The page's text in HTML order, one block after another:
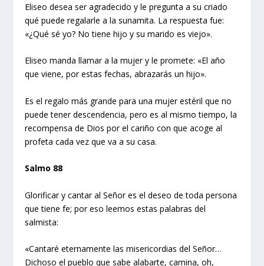
Eliseo desea ser agradecido y le pregunta a su criado
qué puede regalarle a la sunamita. La respuesta fue:
«¿Qué sé yo? No tiene hijo y su marido es viejo».
Eliseo manda llamar a la mujer y le promete: «El año
que viene, por estas fechas, abrazarás un hijo».
Es el regalo más grande para una mujer estéril que no
puede tener descendencia, pero es al mismo tiempo, la
recompensa de Dios por el cariño con que acoge al
profeta cada vez que va a su casa.
Salmo 88
Glorificar y cantar al Señor es el deseo de toda persona
que tiene fe; por eso leemos estas palabras del
salmista:
«Cantaré eternamente las misericordias del Señor…
Dichoso el pueblo que sabe alabarte, camina, oh,